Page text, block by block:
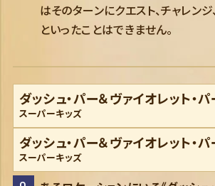
はそのターンにクエスト、チャレンジ、
といったことはできません。
ダッシュ・パー＆ヴァイオレット・パ
スーパーキッズ
ダッシュ・パー＆ヴァイオレット・パ
スーパーキッズ